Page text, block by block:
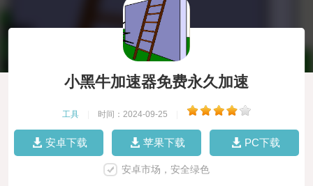
小黑牛加速器免费永久加速
工具 时间：2024-09-25
安卓下载 苹果下载 PC下载
安卓市场，安全绿色